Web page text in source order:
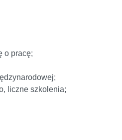
o pracę;
liczne szkolenia;